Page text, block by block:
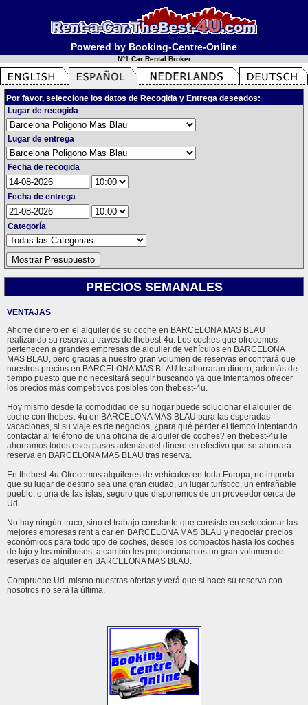
Powered by Booking-Centre-Online
N°1 Car Rental Broker
Por favor, seleccione los datos de Recogida y Entrega deseados:
Lugar de recogida
Lugar de entrega
Fecha de recogida
Fecha de entrega
Categoría
PRECIOS SEMANALES
VENTAJAS
Ahorre dinero en el alquiler de su coche en BARCELONA MAS BLAU
realizando su reserva a través de thebest-4u. Los coches que ofrecemos
pertenecen a grandes empresas de alquiler de vehículos en BARCELONA
MAS BLAU, pero gracias a nuestro gran volumen de reservas encontrará que
nuestros precios en BARCELONA MAS BLAU le ahorraran dinero, además de
tiempo puesto que no necesitará seguir buscando ya que intentamos ofrecer
los precios más competitivos posibles con thebest-4u.
Hoy mismo desde la comodidad de su hogar puede solucionar el alquiler de
coche con thebest-4u en BARCELONA MAS BLAU para las esperadas
vacaciones, si su viaje es de negocios, ¿para qué perder el tiempo intentando
contactar al teléfono de una oficina de alquiler de coches? en thebest-4u le
ahorramos todos esos pasos además del dinero en efectivo que se ahorrará
reserva en BARCELONA MAS BLAU tras reserva.
En thebest-4u Ofrecemos alquileres de vehículos en toda Europa, no importa
que su lugar de destino sea una gran ciudad, un lugar turístico, un entrañable
pueblo, o una de las islas, seguro que disponemos de un proveedor cerca de
Ud.
No hay ningún truco, sino el trabajo constante que consiste en seleccionar las
mejores empresas rent a car en BARCELONA MAS BLAU y negociar precios
económicos para todo tipo de coches, desde los compactos hasta los coches
de lujo y los minibuses, a cambio les proporcionamos un gran volumen de
reservas de alquiler en BARCELONA MAS BLAU.
Compruebe Ud. mismo nuestras ofertas y verá que si hace su reserva con
nosotros no será la última.